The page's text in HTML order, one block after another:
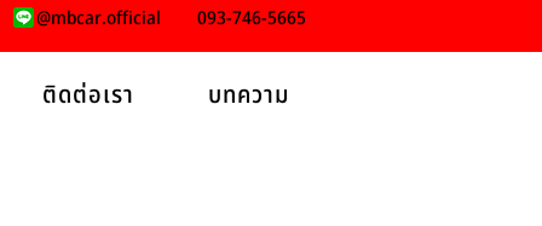
@mbcar.official 093-746-5665
ติดต่อเรา บทความ